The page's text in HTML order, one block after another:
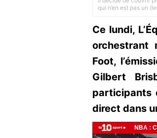
qui n’en est pas un
Ce lundi,
orchestrant
Foot,
Gilbert
participants
direct dans